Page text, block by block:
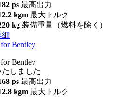
ps 最高出力
kgm 最大トルク
kg 装備重量（燃料を除く）
細
Bentley
Bentley
たしました
ps 最高出力
kgm 最大トルク